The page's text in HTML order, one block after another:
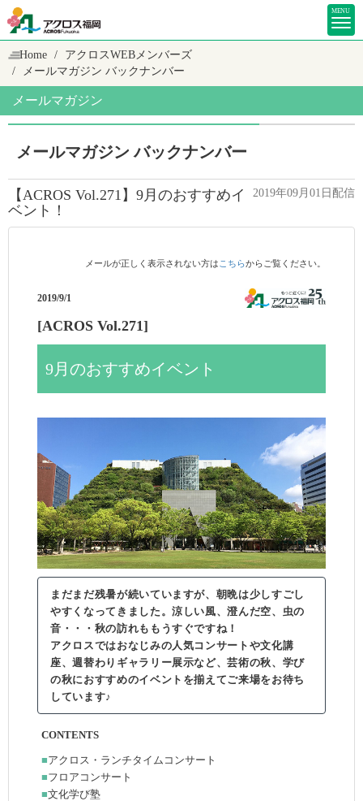
MENU
Home
アクロスWEBメンバーズ
メールマガジン バックナンバー
メールマガジン
メールマガジン バックナンバー
2019年09月01日配信
【ACROS Vol.271】9月のおすすめイ
ベント！
メールが正しく表示されない方は こちらからご覧ください。
2019/9/1
[ACROS Vol.271]
9月のおすすめイベント
まだまだ残暑が続いていますが、朝晩は少しすごし
やすくなってきました。涼しい風、澄んだ空、虫の
音・・・秋の訪れももうすぐですね！
アクロスではおなじみの人気コンサートや文化講
座、週替わりギャラリー展示など、芸術の秋、学び
の秋におすすめのイベントを揃えてご来場をお待ち
しています♪
CONTENTS
■アクロス・ランチタイムコンサート
■フロアコンサート
■文化学び塾